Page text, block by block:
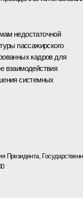
недостаточной
пассажирского
кадров для
взаимодействия
системных
Президента,